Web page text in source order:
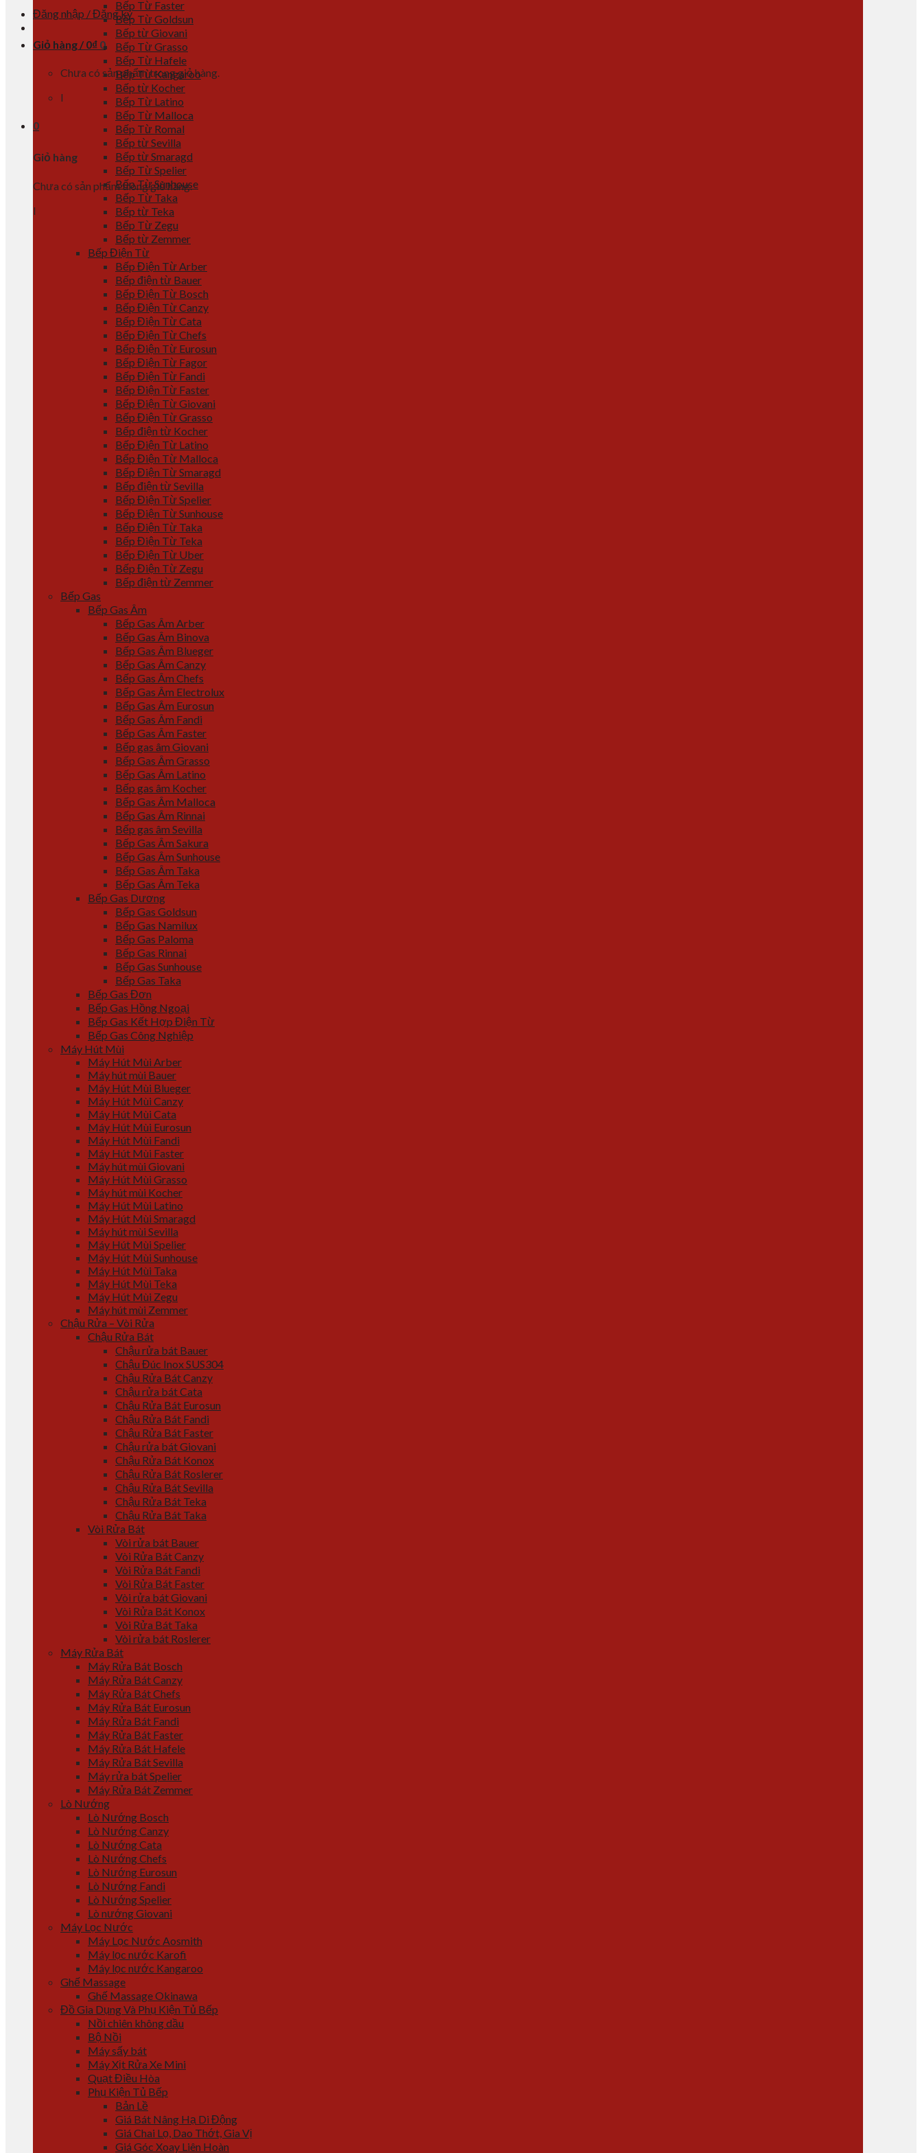
Đăng nhập / Đăng ký
Giỏ hàng / 0₫ 0
Chưa có sản phẩm trong giỏ hàng.
l
0
Giỏ hàng
Chưa có sản phẩm trong giỏ hàng.
l
Bếp Từ Faster
Bếp Từ Goldsun
Bếp từ Giovani
Bếp Từ Grasso
Bếp Từ Hafele
Bếp Từ Kangaroo
Bếp từ Kocher
Bếp Từ Latino
Bếp Từ Malloca
Bếp Từ Romal
Bếp từ Sevilla
Bếp từ Smaragd
Bếp Từ Spelier
Bếp Từ Sunhouse
Bếp Từ Taka
Bếp từ Teka
Bếp Từ Zegu
Bếp từ Zemmer
Bếp Điện Từ
Bếp Điện Từ Arber
Bếp điện từ Bauer
Bếp Điện Từ Bosch
Bếp Điện Từ Canzy
Bếp Điện Từ Cata
Bếp Điện Từ Chefs
Bếp Điện Từ Eurosun
Bếp Điện Từ Fagor
Bếp Điện Từ Fandi
Bếp Điện Từ Faster
Bếp Điện Từ Giovani
Bếp Điện Từ Grasso
Bếp điện từ Kocher
Bếp Điện Từ Latino
Bếp Điện Từ Malloca
Bếp Điện Từ Smaragd
Bếp điện từ Sevilla
Bếp Điện Từ Spelier
Bếp Điện Từ Sunhouse
Bếp Điện Từ Taka
Bếp Điện Từ Teka
Bếp Điện Từ Uber
Bếp Điện Từ Zegu
Bếp điện từ Zemmer
Bếp Gas
Bếp Gas Âm
Bếp Gas Âm Arber
Bếp Gas Âm Binova
Bếp Gas Âm Blueger
Bếp Gas Âm Canzy
Bếp Gas Âm Chefs
Bếp Gas Âm Electrolux
Bếp Gas Âm Eurosun
Bếp Gas Âm Fandi
Bếp Gas Âm Faster
Bếp gas âm Giovani
Bếp Gas Âm Grasso
Bếp Gas Âm Latino
Bếp gas âm Kocher
Bếp Gas Âm Malloca
Bếp Gas Âm Rinnai
Bếp gas âm Sevilla
Bếp Gas Âm Sakura
Bếp Gas Âm Sunhouse
Bếp Gas Âm Taka
Bếp Gas Âm Teka
Bếp Gas Dương
Bếp Gas Goldsun
Bếp Gas Namilux
Bếp Gas Paloma
Bếp Gas Rinnai
Bếp Gas Sunhouse
Bếp Gas Taka
Bếp Gas Đơn
Bếp Gas Hồng Ngoại
Bếp Gas Kết Hợp Điện Từ
Bếp Gas Công Nghiệp
Máy Hút Mùi
Máy Hút Mùi Arber
Máy hút mùi Bauer
Máy Hút Mùi Blueger
Máy Hút Mùi Canzy
Máy Hút Mùi Cata
Máy Hút Mùi Eurosun
Máy Hút Mùi Fandi
Máy Hút Mùi Faster
Máy hút mùi Giovani
Máy Hút Mùi Grasso
Máy hút mùi Kocher
Máy Hút Mùi Latino
Máy Hút Mùi Smaragd
Máy hút mùi Sevilla
Máy Hút Mùi Spelier
Máy Hút Mùi Sunhouse
Máy Hút Mùi Taka
Máy Hút Mùi Teka
Máy Hút Mùi Zegu
Máy hút mùi Zemmer
Chậu Rửa – Vòi Rửa
Chậu Rửa Bát
Chậu rửa bát Bauer
Chậu Đúc Inox SUS304
Chậu Rửa Bát Canzy
Chậu rửa bát Cata
Chậu Rửa Bát Eurosun
Chậu Rửa Bát Fandi
Chậu Rửa Bát Faster
Chậu rửa bát Giovani
Chậu Rửa Bát Konox
Chậu Rửa Bát Roslerer
Chậu Rửa Bát Sevilla
Chậu Rửa Bát Teka
Chậu Rửa Bát Taka
Vòi Rửa Bát
Vòi rửa bát Bauer
Vòi Rửa Bát Canzy
Vòi Rửa Bát Fandi
Vòi Rửa Bát Faster
Vòi rửa bát Giovani
Vòi Rửa Bát Konox
Vòi Rửa Bát Taka
Vòi rửa bát Roslerer
Máy Rửa Bát
Máy Rửa Bát Bosch
Máy Rửa Bát Canzy
Máy Rửa Bát Chefs
Máy Rửa Bát Eurosun
Máy Rửa Bát Fandi
Máy Rửa Bát Faster
Máy Rửa Bát Hafele
Máy Rửa Bát Sevilla
Máy rửa bát Spelier
Máy Rửa Bát Zemmer
Lò Nướng
Lò Nướng Bosch
Lò Nướng Canzy
Lò Nướng Cata
Lò Nướng Chefs
Lò Nướng Eurosun
Lò Nướng Fandi
Lò Nướng Spelier
Lò nướng Giovani
Máy Lọc Nước
Máy Lọc Nước Aosmith
Máy lọc nước Karofi
Máy lọc nước Kangaroo
Ghế Massage
Ghế Massage Okinawa
Đồ Gia Dụng Và Phụ Kiện Tủ Bếp
Nồi chiên không dầu
Bộ Nồi
Máy sấy bát
Máy Xịt Rửa Xe Mini
Quạt Điều Hòa
Phụ Kiện Tủ Bếp
Bản Lề
Giá Bát Nâng Hạ Di Động
Giá Chai Lọ, Dao Thớt, Gia Vị
Giá Góc Xoay Liên Hoàn